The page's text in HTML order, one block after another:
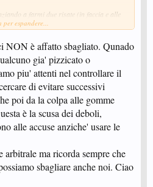
a farmi due risate (in faccia e alle
dal tabellone), ma la paura di subire un
per espandere...
NON è affatto sbagliato. Qunado
gia' pizzicato o
piu' attenti nel controllare il
di evitare successivi
poi da la colpa alle gomme
è la scusa dei deboli,
alle accuse anziche' usare le
arbitrale ma ricorda sempre che
sbagliare anche noi. Ciao